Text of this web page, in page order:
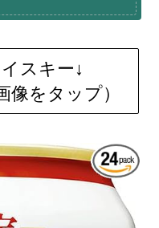
スキー↓
像をタップ）